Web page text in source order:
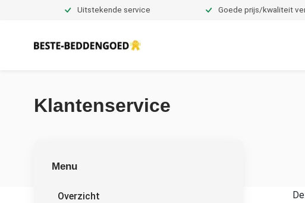
Uitstekende service Goede prijs/kwaliteit
Klantenservice
Menu
Overzicht